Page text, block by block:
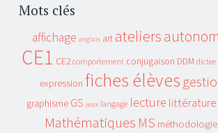
Mots clés
affichage anglais art ateliers
CE1 CE2 comportement conjugaison DDM dictee
expression fiches élèves
graphisme GS jeux langage lecture littérature
Mathématiques MS méthodologie